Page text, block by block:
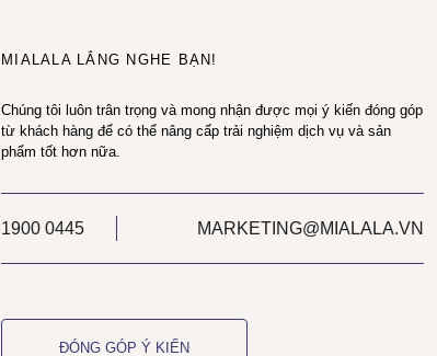
MIALALA LẮNG NGHE BẠN!
Chúng tôi luôn trân trọng và mong nhận được mọi ý kiến đóng góp
từ khách hàng để có thể nâng cấp trải nghiệm dịch vụ và sản
phẩm tốt hơn nữa.
1900 0445 MARKETING@MIALALA.VN
ĐÓNG GÓP Ý KIẾN